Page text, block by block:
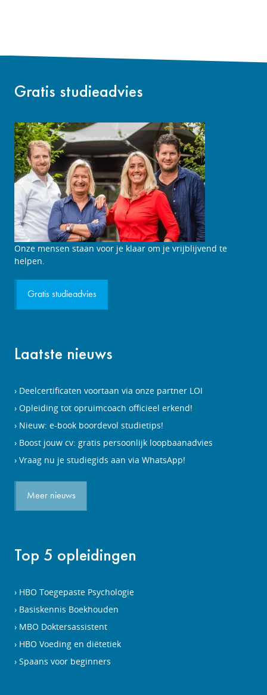
Gratis studieadvies
Studieadviesgesprek
aanvragen
Onze mensen staan voor je klaar om je vrijblijvend te
helpen.
Gratis studieadvies
Laatste nieuws
Deelcertificaten voortaan via onze partner LOI
Opleiding tot opruimcoach officieel erkend!
Nieuw: e-book boordevol studietips!
Boost jouw cv: gratis persoonlijk loopbaanadvies
Vraag nu je studiegids aan via WhatsApp!
Meer nieuws
Top 5 opleidingen
HBO Toegepaste Psychologie
Basiskennis Boekhouden
MBO Doktersassistent
HBO Voeding en diëtetiek
Spaans voor beginners